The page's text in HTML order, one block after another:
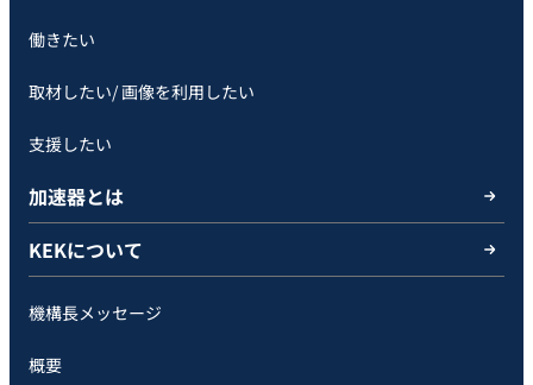
働きたい
取材したい/ 画像を利用したい
支援したい
加速器とは
KEKについて
機構長メッセージ
概要